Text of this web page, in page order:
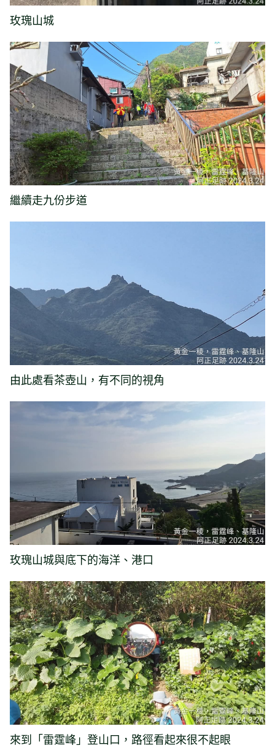
玫瑰山城
繼續走九份步道
由此處看茶壺山，有不同的視角
玫瑰山城與底下的海洋、港口
來到「雷霆峰」登山口，路徑看起來很不起眼